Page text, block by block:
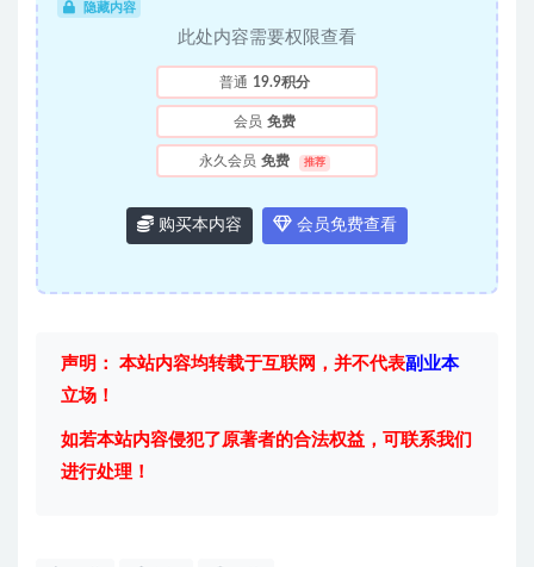
隐藏内容
此处内容需要权限查看
普通 19.9积分
会员 免费
永久会员 免费 推荐
购买本内容 会员免费查看
声明： 本站内容均转载于互联网，并不代表副业本
立场！
如若本站内容侵犯了原著者的合法权益，可联系我们
进行处理！